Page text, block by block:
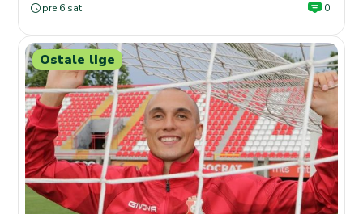
pre 6 sati 0
Ostale lige